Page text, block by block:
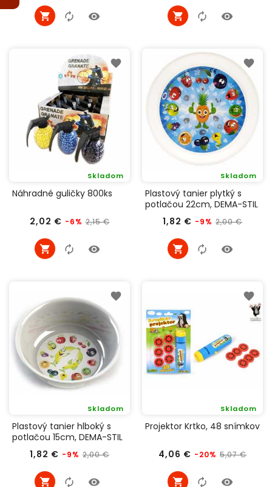
Náhradné guličky 800ks
2,02 € Bežná
-6% 2,15 €
Skladom
Cena
Plastový tanier plytký s
potlačou 22cm, DEMA-STIL
1,82 € Bežná
-9% 2,00 €
Skladom
Cena
Plastový tanier hlboký s
potlačou 15cm, DEMA-STIL
1,82 € Bežná
-9% 2,00 €
Skladom
Cena
Projektor Krtko, 48 snímkov
4,06 € Bežná
-20% 5,07 €
Skladom
Cena